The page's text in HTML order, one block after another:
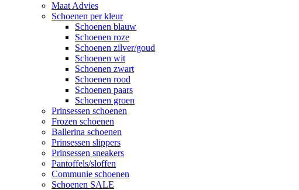
Maat Advies
Schoenen per kleur
Schoenen blauw
Schoenen roze
Schoenen zilver/goud
Schoenen wit
Schoenen zwart
Schoenen rood
Schoenen paars
Schoenen groen
Prinsessen schoenen
Frozen schoenen
Ballerina schoenen
Prinsessen slippers
Prinsessen sneakers
Pantoffels/sloffen
Communie schoenen
Schoenen SALE